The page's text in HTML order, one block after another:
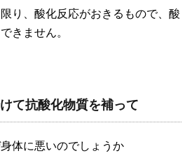
り、酸化反応がおきるもので、酸
きません。
て抗酸化物質を補って
体に悪いのでしょうか